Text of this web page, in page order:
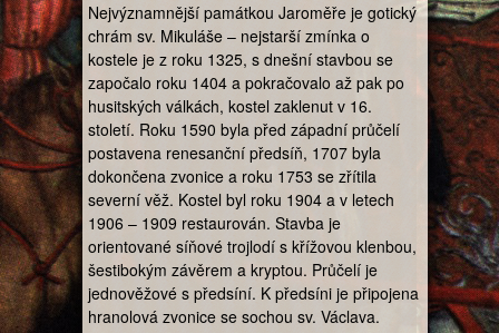
Nejvýznamnější památkou Jaroměře je gotický
chrám sv. Mikuláše – nejstarší zmínka o
kostele je z roku 1325, s dnešní stavbou se
započalo roku 1404 a pokračovalo až pak po
husitských válkách, kostel zaklenut v 16.
století. Roku 1590 byla před západní průčelí
postavena renesanční předsíň, 1707 byla
dokončena zvonice a roku 1753 se zřítila
severní věž. Kostel byl roku 1904 a v letech
1906 – 1909 restaurován. Stavba je
orientované síňové trojlodí s křížovou klenbou,
šestibokým závěrem a kryptou. Průčelí je
jednověžové s předsíní. K předsíni je připojena
hranolová zvonice se sochou sv. Václava.